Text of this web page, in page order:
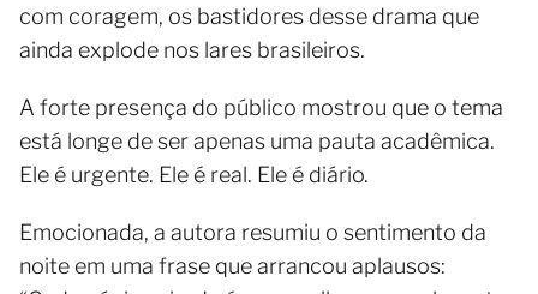
com coragem, os bastidores desse drama que
ainda explode nos lares brasileiros.
A forte presença do público mostrou que o tema
está longe de ser apenas uma pauta acadêmica.
Ele é urgente. Ele é real. Ele é diário.
Emocionada, a autora resumiu o sentimento da
noite em uma frase que arrancou aplausos: